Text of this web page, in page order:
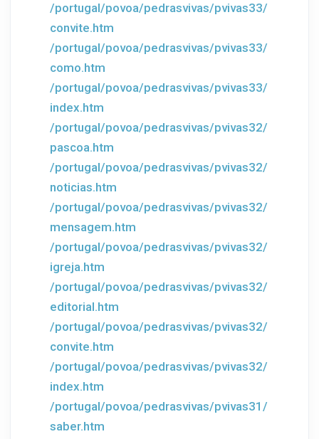
/portugal/povoa/pedrasvivas/pvivas33/
convite.htm
/portugal/povoa/pedrasvivas/pvivas33/
como.htm
/portugal/povoa/pedrasvivas/pvivas33/
index.htm
/portugal/povoa/pedrasvivas/pvivas32/
pascoa.htm
/portugal/povoa/pedrasvivas/pvivas32/
noticias.htm
/portugal/povoa/pedrasvivas/pvivas32/
mensagem.htm
/portugal/povoa/pedrasvivas/pvivas32/
igreja.htm
/portugal/povoa/pedrasvivas/pvivas32/
editorial.htm
/portugal/povoa/pedrasvivas/pvivas32/
convite.htm
/portugal/povoa/pedrasvivas/pvivas32/
index.htm
/portugal/povoa/pedrasvivas/pvivas31/
saber.htm